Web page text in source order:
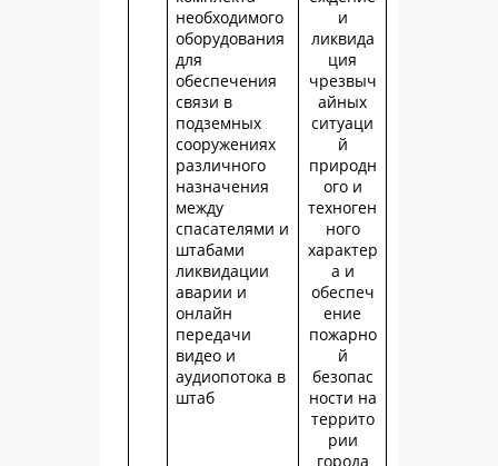
необходимого
оборудования
для
обеспечения
связи в
подземных
сооружениях
различного
назначения
между
спасателями и
штабами
ликвидации
аварии и
онлайн
передачи
видео и
аудиопотока в
штаб
и
ликвида
ция
чрезвыч
айных
ситуаци
й
природн
ого и
техноген
ного
характер
а и
обеспеч
ение
пожарно
й
безопас
ности на
террито
рии
города